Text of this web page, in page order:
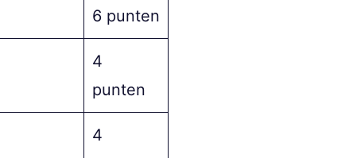
6 punten
4
punten
4